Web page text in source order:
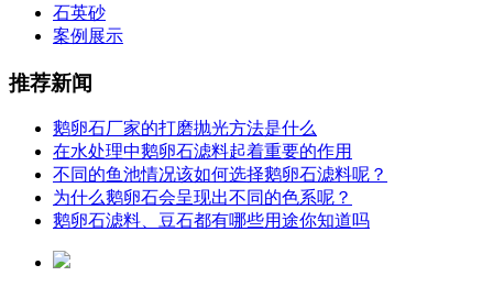
石英砂
案例展示
推荐新闻
鹅卵石厂家的打磨抛光方法是什么
在水处理中鹅卵石滤料起着重要的作用
不同的鱼池情况该如何选择鹅卵石滤料呢？
为什么鹅卵石会呈现出不同的色系呢？
鹅卵石滤料、豆石都有哪些用途你知道吗